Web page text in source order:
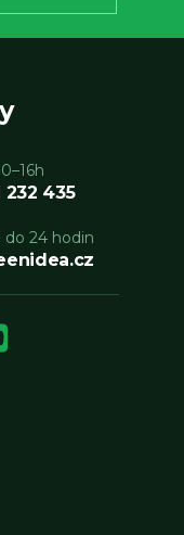
232 435
24 hodin